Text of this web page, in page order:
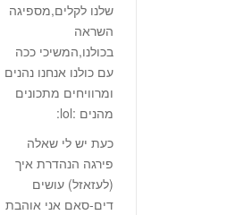
שלנו לקלים,מספיגה
השראה
בכולנו,המשיכי ככה
עם כולנו אנחנו נהנים
ומרוויחים מתכונים
מהנים :lol:
כעת יש לי שאלה
פירגה הנהדרת איך
(לעזאזל) עושים
דים-סאם אני אוהבת